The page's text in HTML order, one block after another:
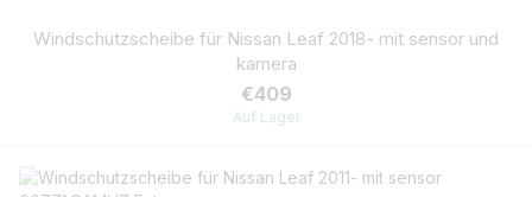
Windschutzscheibe für Nissan Leaf 2018- mit sensor und
kamera
€409
Auf Lager